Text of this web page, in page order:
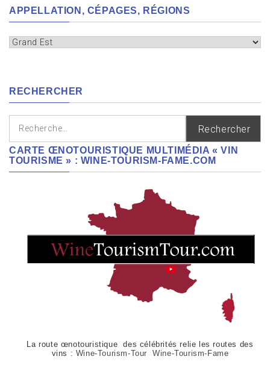
APPELLATION, CÉPAGES, RÉGIONS
Appellation,
RECHERCHER
Rechercher :
CARTE ŒNOTOURISTIQUE MULTIMÉDIA « VIN
TOURISME » : WINE-TOURISM-FAME.COM
La route œnotouristique des célébrités relie les routes des
vins : Wine-Tourism-Tour Wine-Tourism-Fame